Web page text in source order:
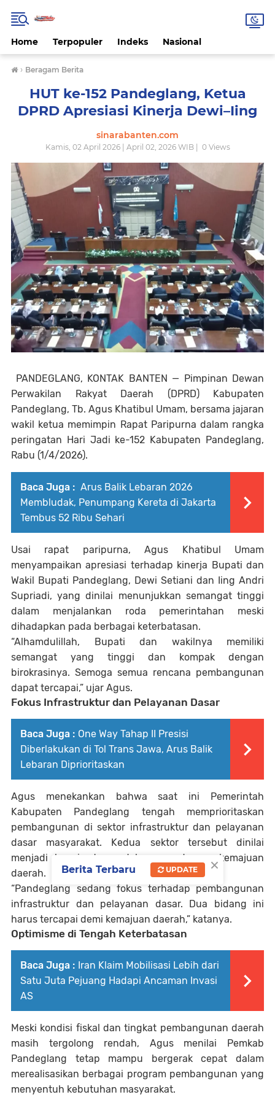
Home Terpopuler Indeks Nasional
› Beragam Berita
HUT ke-152 Pandeglang, Ketua
DPRD Apresiasi Kinerja Dewi–Iing
sinarabanten.com
Kamis, 02 April 2026 | April 02, 2026 WIB | 0Views
PANDEGLANG, KONTAK BANTEN — Pimpinan Dewan
Perwakilan Rakyat Daerah (DPRD) Kabupaten
Pandeglang, Tb. Agus Khatibul Umam, bersama jajaran
wakil ketua memimpin Rapat Paripurna dalam rangka
peringatan Hari Jadi ke-152 Kabupaten Pandeglang,
Rabu (1/4/2026).
Baca Juga : Arus Balik Lebaran 2026
Membludak, Penumpang Kereta di Jakarta
Tembus 52 Ribu Sehari
Usai rapat paripurna, Agus Khatibul Umam
menyampaikan apresiasi terhadap kinerja Bupati dan
Wakil Bupati Pandeglang, Dewi Setiani dan Iing Andri
Supriadi, yang dinilai menunjukkan semangat tinggi
dalam menjalankan roda pemerintahan meski
dihadapkan pada berbagai keterbatasan.
“Alhamdulillah, Bupati dan wakilnya memiliki
semangat yang tinggi dan kompak dengan
birokrasinya. Semoga semua rencana pembangunan
dapat tercapai,” ujar Agus.
Fokus Infrastruktur dan Pelayanan Dasar
Baca Juga : One Way Tahap II Presisi
Diberlakukan di Tol Trans Jawa, Arus Balik
Lebaran Diprioritaskan
Agus menekankan bahwa saat ini Pemerintah
Kabupaten Pandeglang tengah memprioritaskan
pembangunan di sektor infrastruktur dan pelayanan
dasar masyarakat. Kedua sektor tersebut dinilai
menjadi kunci utama dalam mendorong kemajuan
daerah.
“Pandeglang sedang fokus terhadap pembangunan
infrastruktur dan pelayanan dasar. Dua bidang ini
harus tercapai demi kemajuan daerah,” katanya.
Optimisme di Tengah Keterbatasan
Baca Juga : Iran Klaim Mobilisasi Lebih dari
Satu Juta Pejuang Hadapi Ancaman Invasi
AS
Meski kondisi fiskal dan tingkat pembangunan daerah
masih tergolong rendah, Agus menilai Pemkab
Pandeglang tetap mampu bergerak cepat dalam
merealisasikan berbagai program pembangunan yang
menyentuh kebutuhan masyarakat.
×
Berita Terbaru UPDATE